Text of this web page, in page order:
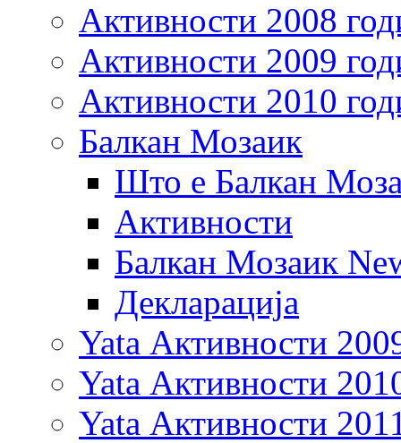
Активности 2008
Активности 2009
Активности 2010
Балкан Мозаик
Што е Балкан
Активности
Балкан Мозаик
Декларација
Yata Активности
Yata Активности
Yata Активности